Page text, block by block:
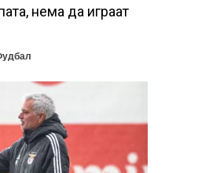
брутално го понижи
предавство какво што не е видено од
09.08.2026)
нема да играат